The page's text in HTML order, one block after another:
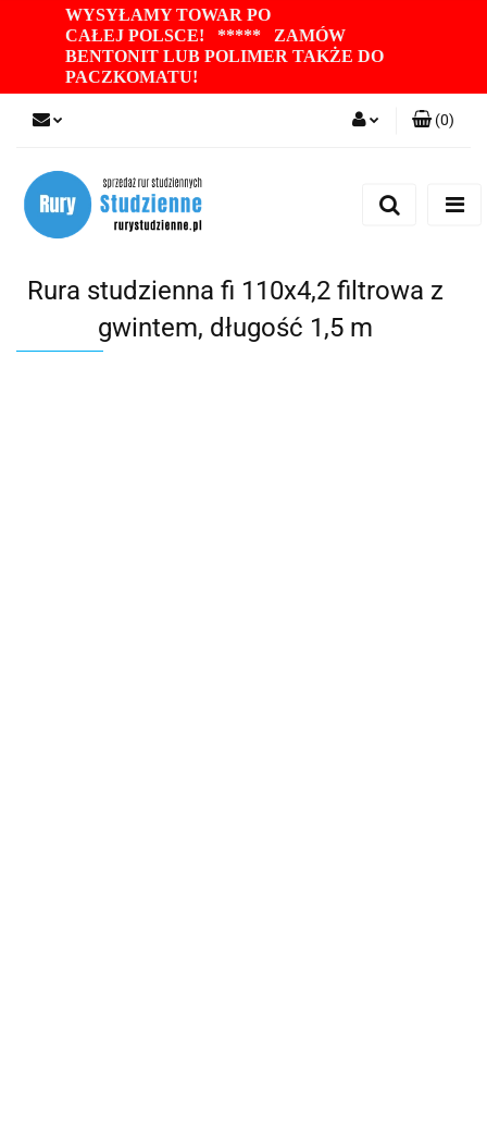
WYSYŁAMY TOWAR PO
CAŁEJ POLSCE! ***** ZAMÓW
BENTONIT LUB POLIMER TAKŻE DO
PACZKOMATU!
(0)
Rura studzienna fi 110x4,2 filtrowa z
gwintem, długość 1,5 m